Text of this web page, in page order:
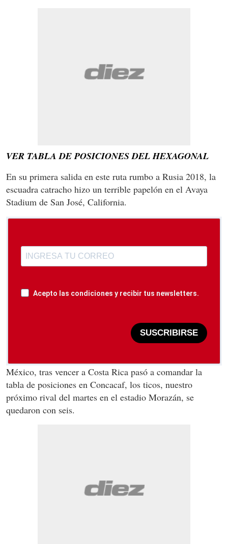
VER TABLA DE POSICIONES DEL HEXAGONAL
En su primera salida en este ruta rumbo a Rusia 2018, la
escuadra catracho hizo un terrible papelón en el Avaya
Stadium de San José, California.
Acepto las condiciones y recibir tus newsletters.
SUSCRIBIRSE
México, tras vencer a Costa Rica pasó a comandar la
tabla de posiciones en Concacaf, los ticos, nuestro
próximo rival del martes en el estadio Morazán, se
quedaron con seis.